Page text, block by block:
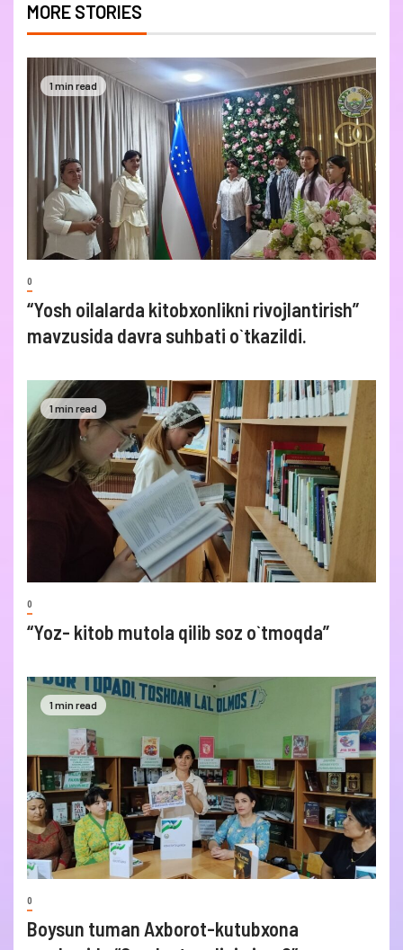
MORE STORIES
1 min read
0
“Yosh oilalarda kitobxonlikni rivojlantirish”
mavzusida davra suhbati o`tkazildi.
1 min read
0
“Yoz- kitob mutola qilib soz o`tmoqda”
1 min read
0
Boysun tuman Axborot-kutubxona